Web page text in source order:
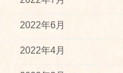
2022年6月
2022年4月